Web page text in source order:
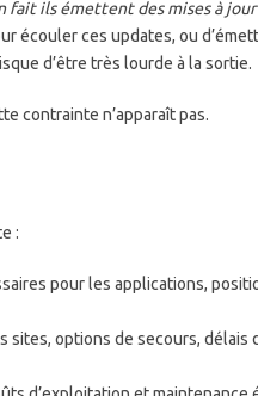
fait ils émettent des mises à
écouler ces updates, ou
d’être très lourde à la sortie.
contrainte n’apparaît pas.
:
pour les applications,
options de secours, délais